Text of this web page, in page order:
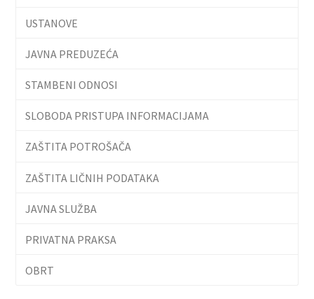
USTANOVE
JAVNA PREDUZEĆA
STAMBENI ODNOSI
SLOBODA PRISTUPA INFORMACIJAMA
ZAŠTITA POTROŠAČA
ZAŠTITA LIČNIH PODATAKA
JAVNA SLUŽBA
PRIVATNA PRAKSA
OBRT